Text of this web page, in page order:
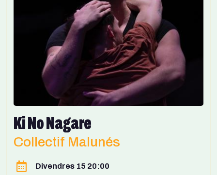
Ki No Nagare
Collectif Malunés
Divendres 15 20:00